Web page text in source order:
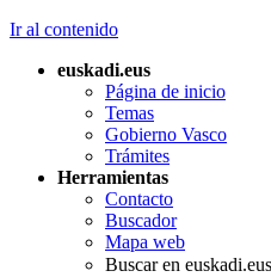
Ir al contenido
euskadi.eus
Página de inicio
Temas
Gobierno Vasco
Trámites
Herramientas
Contacto
Buscador
Mapa web
Buscar en euskadi.eus